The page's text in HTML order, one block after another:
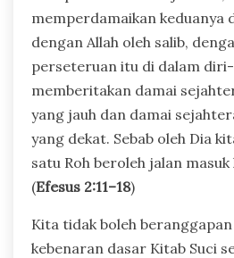
memperdamaikan keduanya
dengan Allah oleh salib,
perseteruan itu di dalam
memberitakan damai
yang jauh dan damai
yang dekat. Sebab oleh Dia
satu Roh beroleh jalan masuk
(Efesus 2:11–18)
Kita tidak boleh
kebenaran dasar Kitab Suci